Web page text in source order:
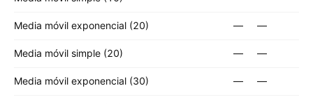
Media móvil exponencial (20) — —
Media móvil simple (20) — —
Media móvil exponencial (30) — —